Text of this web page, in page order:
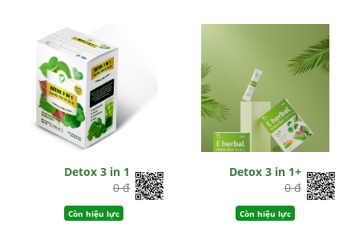
Detox 3 in 1
0 đ
Còn hiệu lực
Detox 3 in 1+
0 đ
Còn hiệu lực